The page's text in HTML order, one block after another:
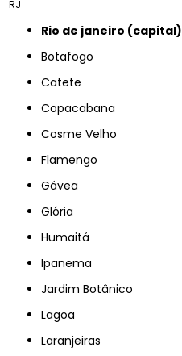
RJ
rio de janeiro (capital)
Botafogo
Catete
Copacabana
Cosme Velho
Flamengo
Gávea
Glória
Humaitá
Ipanema
Jardim Botânico
Lagoa
Laranjeiras